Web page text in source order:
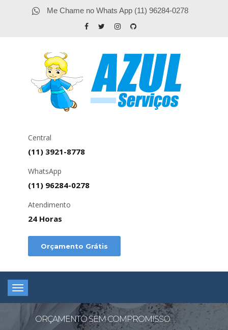
Me Chame no Whats App (11) 96284-0278
Central
(11) 3921-8778
WhatsApp
(11) 96284-0278
Atendimento
24 Horas
Orçamento Grátis
Toggle
navigation
ORÇAMENTO SEM COMPROMISSO